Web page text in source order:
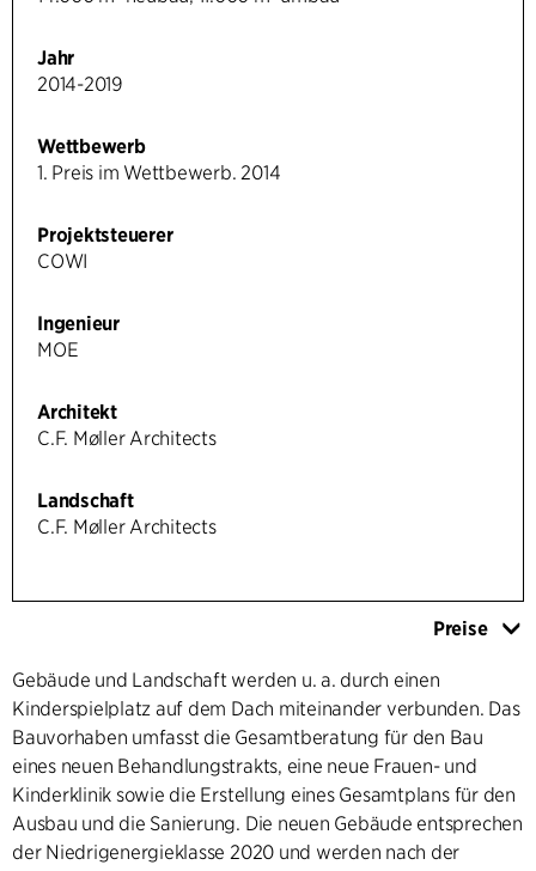
Jahr
2014-2019
Wettbewerb
1. Preis im Wettbewerb. 2014
Projektsteuerer
COWI
Ingenieur
MOE
Architekt
C.F. Møller Architects
Landschaft
C.F. Møller Architects
Preise
Gebäude und Landschaft werden u. a. durch einen
Kinderspielplatz auf dem Dach miteinander verbunden. Das
Bauvorhaben umfasst die Gesamtberatung für den Bau
eines neuen Behandlungstrakts, eine neue Frauen- und
Kinderklinik sowie die Erstellung eines Gesamtplans für den
Ausbau und die Sanierung. Die neuen Gebäude entsprechen
der Niedrigenergieklasse 2020 und werden nach der